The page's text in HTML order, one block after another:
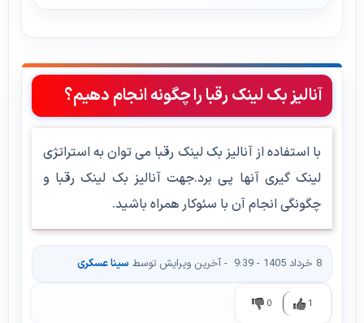
آنالیز بک لینک رقبا را چگونه انجام دهیم؟
با استفاده از آنالیز بک لینک رقبا می توان به استراتژی
لینک گیری آنها پی برد.جهت آنالیز بک لینک رقبا و
چگونگی انجام آن با سئوکار همراه باشید.
8 خرداد 1405 - 9:39 - آخرین ویرایش توسط سینا عسکری
1
0